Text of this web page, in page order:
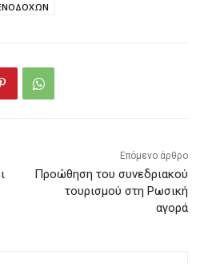
Επόμενο άρθρο
Προώθηση του συνεδριακού
τουρισμού στη Ρωσική
αγορά